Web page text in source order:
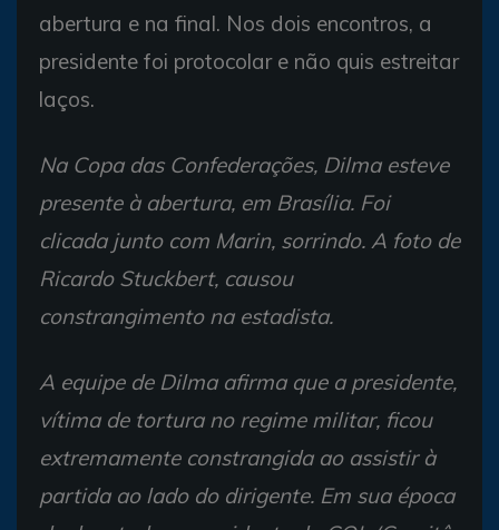
abertura e na final. Nos dois encontros, a
presidente foi protocolar e não quis estreitar
laços.
Na Copa das Confederações, Dilma esteve
presente à abertura, em Brasília. Foi
clicada junto com Marin, sorrindo. A foto de
Ricardo Stuckbert, causou
constrangimento na estadista.
A equipe de Dilma afirma que a presidente,
vítima de tortura no regime militar, ficou
extremamente constrangida ao assistir à
partida ao lado do dirigente. Em sua época